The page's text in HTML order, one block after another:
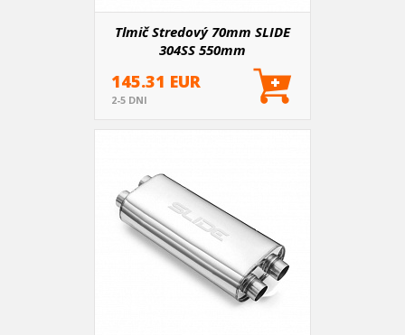
Tlmič Stredový 70mm SLIDE
304SS 550mm
145.31 EUR
2-5 DNI